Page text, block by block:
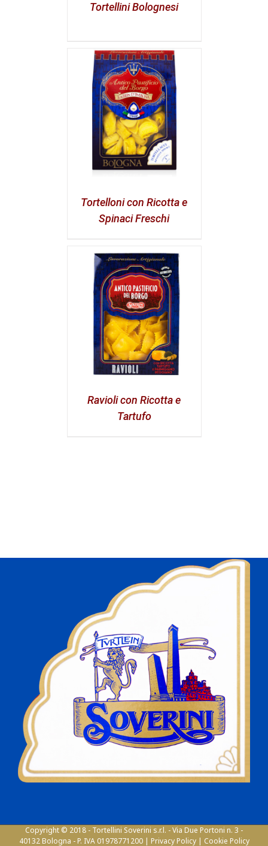
Tortellini Bolognesi
Tortelloni con Ricotta e
Spinaci Freschi
Ravioli con Ricotta e
Tartufo
Copyright © 2018 - Tortellini Soverini s.r.l. - Via Due Portoni n. 3 -
40132 Bologna - P. IVA 01978771200 | Privacy Policy| Cookie Policy